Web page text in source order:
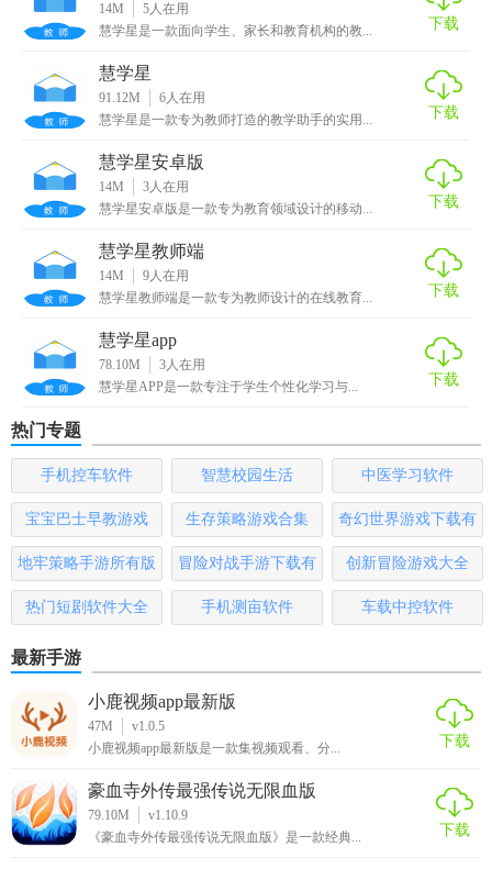
5. 互动课堂工具：包含在线讨论、投票、问卷等功能，增强
【慧学星亮点】
1. 智能诊断报告：定期生成学习诊断报告，精准定位学习问
题。
2. AI辅导助手：内置AI辅导系统，即时解答学生疑问，提供
解题思路和资源链接。
3. 多维度学习评估：除了成绩，还关注学生的思维能力、学
4. 丰富的教育资源库：整合国内外优质教育资源，满足不同
层次学生的学习需求。
5. 安全隐私保护：严格的数据加密与隐私保护措施，确保学
生信息安全。
【慧学星优势】
1. 高效便捷：简化教学流程，提升教学效率，减少纸质作业
负担。
求。
3. 全面成长记录：记录学生成长轨迹，为升学、求职提供有
力支持。
4. 家校共育：加强家校沟通，形成教育合力，共同促进孩子
成长。
14M 5人在用
慧学星是一款面向学生、家长和教育机构的教...
下载
慧学星
91.12M 6人在用
慧学星是一款专为教师打造的教学助手的实用...
下载
慧学星安卓版
14M 3人在用
慧学星安卓版是一款专为教育领域设计的移动...
下载
慧学星教师端
14M 9人在用
慧学星教师端是一款专为教师设计的在线教育...
下载
慧学星app
78.10M 3人在用
慧学星APP是一款专注于学生个性化学习与...
下载
热门专题
手机控车软件 智慧校园生活 中医学习软件
宝宝巴士早教游戏 生存策略游戏合集
奇幻世界游戏下载有
哪些
地牢策略手游所有版
本
冒险对战手游下载有
哪些
创新冒险游戏大全
热门短剧软件大全 手机测亩软件 车载中控软件
最新手游
小鹿视频app最新版
47M
v1.0.5
小鹿视频app最新版是一款集视频观看、分...
下载
豪血寺外传最强传说无限血版
79.10M
v1.10.9
《豪血寺外传最强传说无限血版》是一款经典...
下载